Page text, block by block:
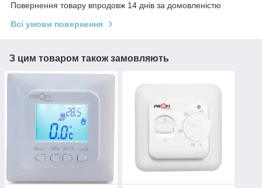
Повернення товару впродовж 14 днів за домовленістю
Всі умови повернення
З цим товаром також замовляють